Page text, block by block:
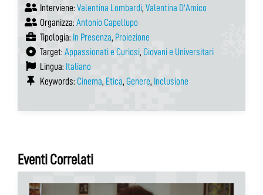
Interviene: Valentina Lombardi, Valentina D'Amico
Organizza: Antonio Capellupo
Tipologia: In Presenza, Proiezione
Target: Appassionati e Curiosi, Giovani e Universitari
Lingua: Italiano
Keywords: Cinema, Etica, Genere, Inclusione
Eventi Correlati